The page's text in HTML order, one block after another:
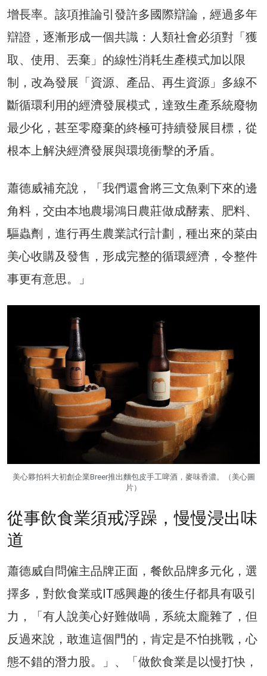
增長率。該項推論引發許多國際辯論，經過多年
辯證，逐漸形成一個共識：人類社會必須對「獲
取、使用、丟棄」的線性消耗生產模式加以限
制，改為發展「資源、產品、再生資源」多線不
斷循環利用的經濟發展模式，達致生產系統廢物
最少化，甚至零廢棄的終極可持續發展目標，從
根本上解決經濟發展與環境衝擊的矛盾。
蕭德威補充說，「我們還會將三文魚剩下來的邊
角料，交由本地農場鴻日農莊做成酵素、肥料、
驅蟲劑，進行再生農業試行計劃，種出來的菜由
美心收購及發售，形成完整的循環經濟，令整件
事更有意思。」
美心夥拍科大初創企業Breer推出麵包皮手工啤酒，麥味香濃。（美心圖
片）
從事飲食業須戒浮躁，慢慢浸出味
道
蕭德威自問僱主品牌正面，餐飲品牌多元化，選
擇多，對飲食業或IT感興趣的後生仔都具有吸引
力，「有人說美心好難做喎，系統太龐雜了，但
反過來說，敢進這個門的，肯定是不怕挑戰，心
態不錯的潛力股。」、「做飲食業是以慢打快，